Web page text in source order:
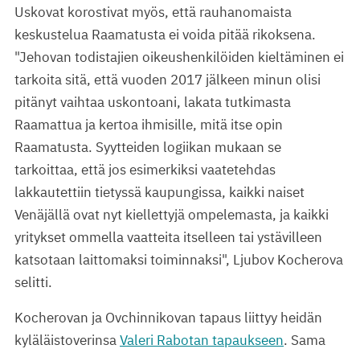
Uskovat korostivat myös, että rauhanomaista
keskustelua Raamatusta ei voida pitää rikoksena.
"Jehovan todistajien oikeushenkilöiden kieltäminen ei
tarkoita sitä, että vuoden 2017 jälkeen minun olisi
pitänyt vaihtaa uskontoani, lakata tutkimasta
Raamattua ja kertoa ihmisille, mitä itse opin
Raamatusta. Syytteiden logiikan mukaan se
tarkoittaa, että jos esimerkiksi vaatetehdas
lakkautettiin tietyssä kaupungissa, kaikki naiset
Venäjällä ovat nyt kiellettyjä ompelemasta, ja kaikki
yritykset ommella vaatteita itselleen tai ystävilleen
katsotaan laittomaksi toiminnaksi", Ljubov Kocherova
selitti.
Kocherovan ja Ovchinnikovan tapaus liittyy heidän
kyläläistoverinsaValeri Rabotan tapaukseen. Sama